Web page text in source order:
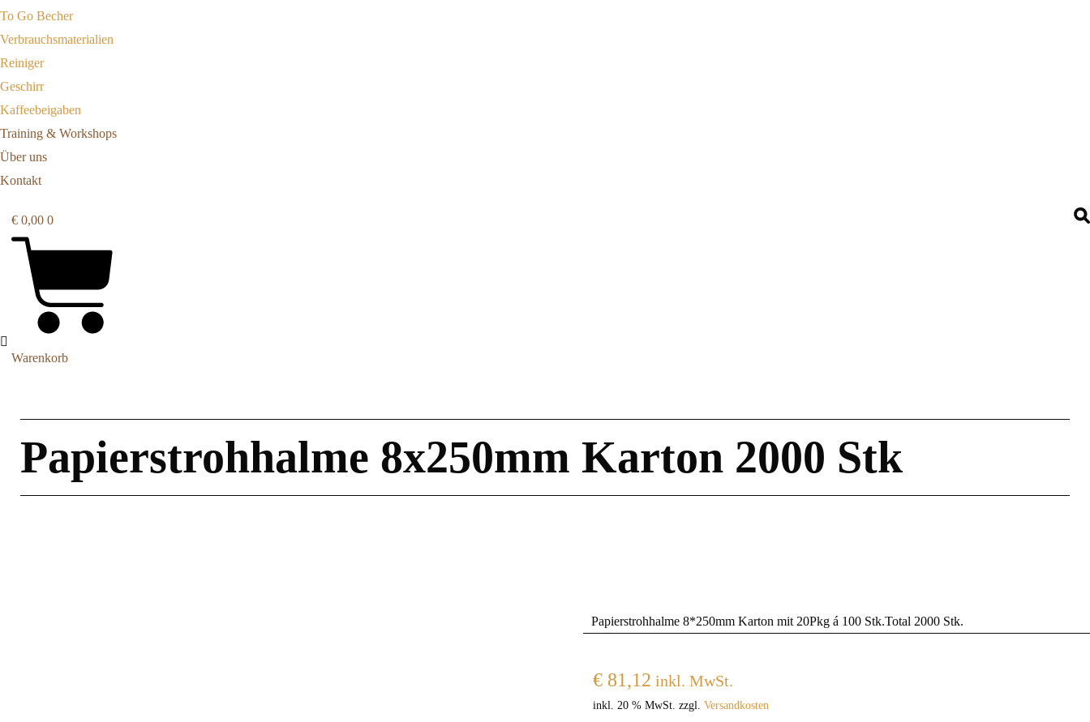
To Go Becher
Verbrauchsmaterialien
Reiniger
Geschirr
Kaffeebeigaben
Training & Workshops
Über uns
Kontakt
€ 0,00 0
Warenkorb
Papierstrohhalme 8x250mm Karton 2000 Stk
Papierstrohhalme 8*250mm Karton mit 20Pkg á 100 Stk.Total 2000 Stk.
€ 81,12 inkl. MwSt.
inkl. 20 % MwSt. zzgl.Versandkosten